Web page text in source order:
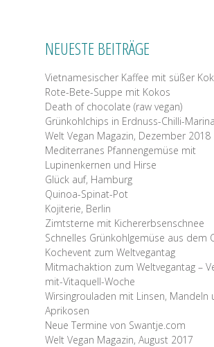
NEUESTE BEITRÄGE
Vietnamesischer Kaffee mit süßer
Rote-Bete-Suppe mit Kokos
Death of chocolate (raw vegan)
Grünkohlchips in Erdnuss-Chilli-
Welt Vegan Magazin, Dezember 2018
Mediterranes Pfannengemüse mit
Lupinenkernen und Hirse
Glück auf, Hamburg
Quinoa-Spinat-Pot
Kojiterie, Berlin
Zimtsterne mit Kichererbsenschnee
Schnelles Grünkohlgemüse aus dem
Kochevent zum Weltvegantag
Mitmachaktion zum Weltvegantag –
mit-Vitaquell-Woche
Wirsingrouladen mit Linsen, Mandeln
Aprikosen
Neue Termine von Swantje.com
Welt Vegan Magazin, August 2017